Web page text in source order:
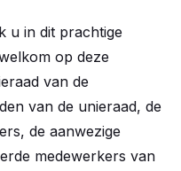
u in dit prachtige
op deze
van de
van de unieraad, de
de aanwezige
medewerkers van